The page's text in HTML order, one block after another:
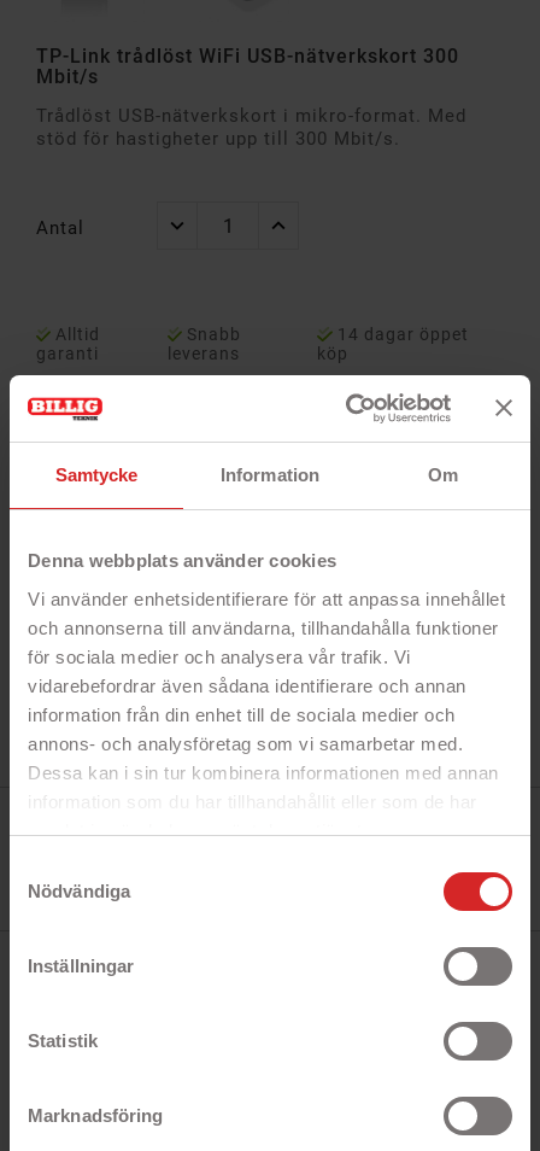
Samtycke Information Om
Denna webbplats använder cookies
Vi använder enhetsidentifierare för att anpassa innehållet
och annonserna till användarna, tillhandahålla funktioner
för sociala medier och analysera vår trafik. Vi
vidarebefordrar även sådana identifierare och annan
information från din enhet till de sociala medier och
annons- och analysföretag som vi samarbetar med.
Dessa kan i sin tur kombinera informationen med annan
information som du har tillhandahållit eller som de har
samlat in när du har använt deras tjänster.
Nödvändiga
Inställningar
Statistik
Marknadsföring
TP-Link trådlöst WiFi USB-nätverkskort 300
Mbit/s
Trådlöst USB-nätverkskort i mikro-format. Med
stöd för hastigheter upp till 300 Mbit/s.
Antal
Alltid
garanti
Snabb
leverans
14 dagar öppet
köp
TP-Link
I lager
5 objekt
TP-Link trådlöst nätverkskort för anslutning via